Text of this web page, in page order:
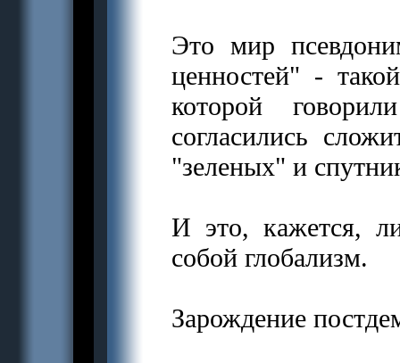
Это мир
ценностей" -
которой
согласились
"зеленых" и
И это, кажется,
собой глобализм.
Зарождение